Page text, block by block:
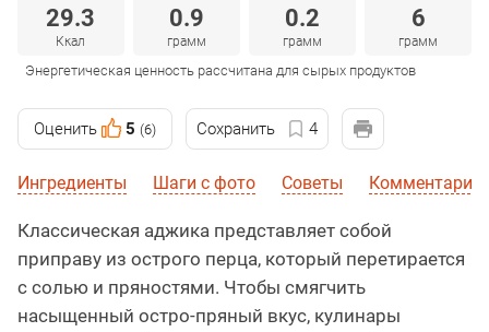
29.3
Ккал
0.9
грамм
0.2
грамм
6
грамм
Энергетическая ценность рассчитана для сырых продуктов
Оценить 5 (6) Сохранить 4
Ингредиенты Шаги с фото Советы Комментарии
Классическая аджика представляет собой
приправу из острого перца, который перетирается
с солью и пряностями. Чтобы смягчить
насыщенный остро-пряный вкус, кулинары